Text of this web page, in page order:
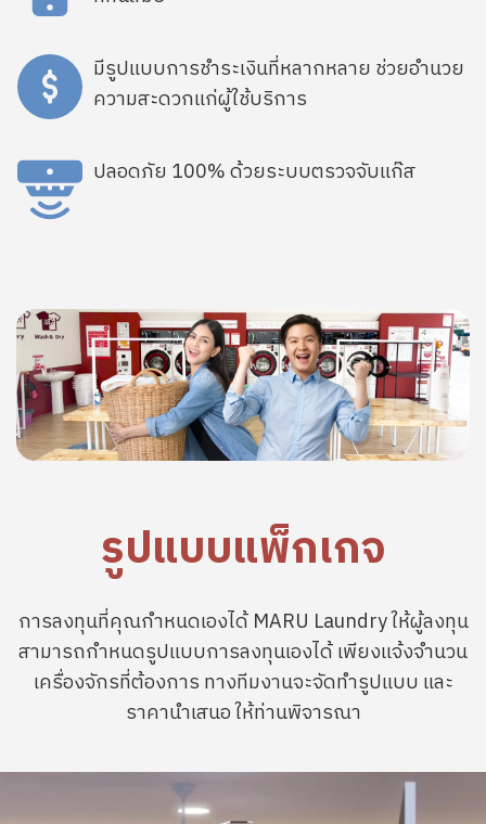
SVG
มีรูปแบบการชำระเงินที่หลากหลาย ช่วยอำนวย
ความสะดวกแก่ผู้ใช้บริการ
SVG ปลอดภัย 100% ด้วยระบบตรวจจับแก๊ส
Image
รูปแบบแพ็กเกจ
การลงทุนที่คุณกำหนดเองได้ MARU Laundry ให้ผู้ลงทุน
สามารถกำหนดรูปแบบการลงทุนเองได้ เพียงแจ้งจำนวน
เครื่องจักรที่ต้องการ ทางทีมงานจะจัดทำรูปแบบ และ
ราคานำเสนอ ให้ท่านพิจารณา